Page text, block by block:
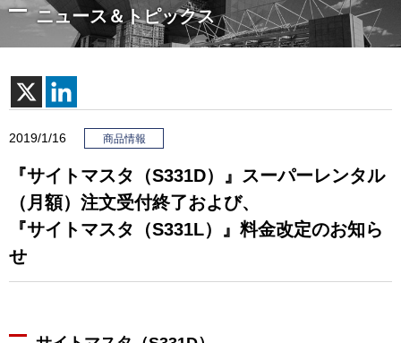
ニュース＆トピックス
2019/1/16 商品情報
『サイトマスタ（S331D）』スーパーレンタル
（月額）注文受付終了および、
『サイトマスタ（S331L）』料金改定のお知ら
せ